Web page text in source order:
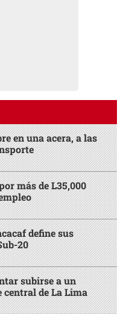
en una acera, a las
más de L35,000
define sus
20
subirse a un
de La Lima